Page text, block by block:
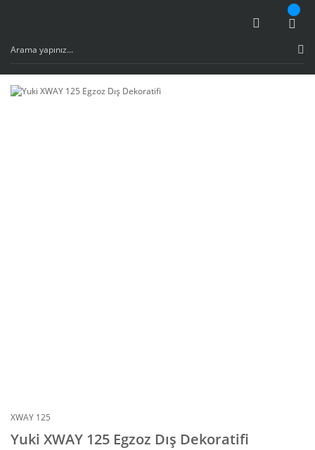
XWAY 125
Yuki XWAY 125 Egzoz Dış Dekoratifi